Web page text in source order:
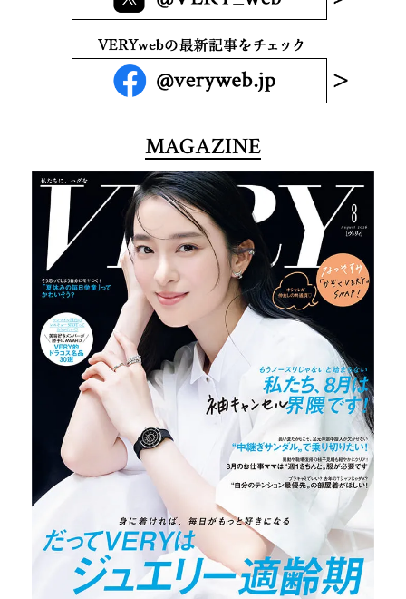
MAGAZINE